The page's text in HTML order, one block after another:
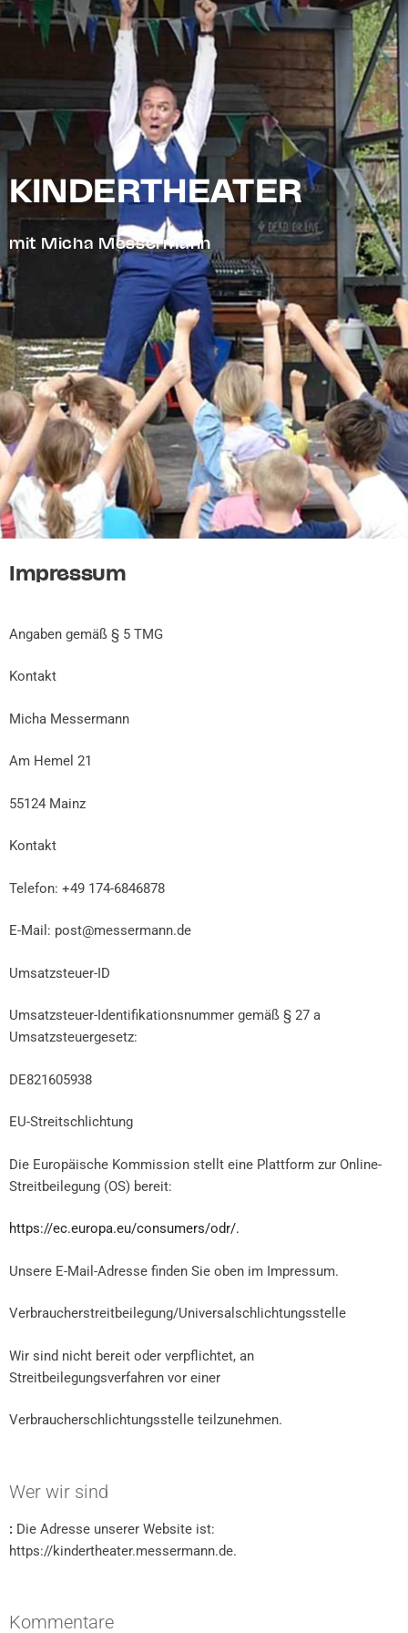
KINDERTHEATER
mit Micha Messermann
Impressum
Angaben gemäß § 5 TMG
Kontakt
Micha Messermann
Am Hemel 21
55124 Mainz
Kontakt
Telefon: +49 174-6846878
E-Mail: post@messermann.de
Umsatzsteuer-ID
Umsatzsteuer-Identifikationsnummer gemäß § 27 a
Umsatzsteuergesetz:
DE821605938
EU-Streitschlichtung
Die Europäische Kommission stellt eine Plattform zur Online-
Streitbeilegung (OS) bereit:
https://ec.europa.eu/consumers/odr/.
Unsere E-Mail-Adresse finden Sie oben im Impressum.
Verbraucherstreitbeilegung/Universalschlichtungsstelle
Wir sind nicht bereit oder verpflichtet, an
Streitbeilegungsverfahren vor einer
Verbraucherschlichtungsstelle teilzunehmen.
Wer wir sind
: Die Adresse unserer Website ist:
https://kindertheater.messermann.de.
Kommentare